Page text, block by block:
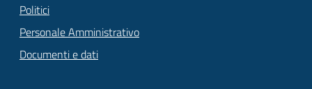
Politici
Personale Amministrativo
Documenti e dati